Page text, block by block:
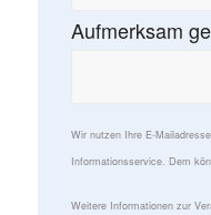
Aufmerksam
Wir nutzen Ihre E-
Informationsservice. Dem
Weitere Informationen zur